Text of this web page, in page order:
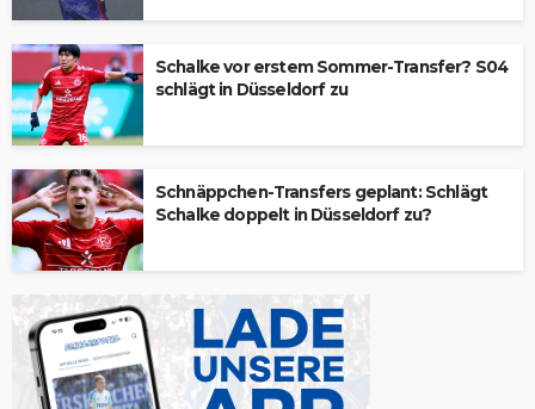
Schalke vor erstem Sommer-Transfer? S04
schlägt in Düsseldorf zu
Schnäppchen-Transfers geplant: Schlägt
Schalke doppelt in Düsseldorf zu?